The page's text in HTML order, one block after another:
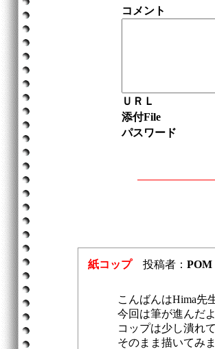
コメント
ＵＲＬ
添付File
パスワード
紙コップ投稿者： POM
こんばんはHima先
今回は筆が進んだ
コップは少し潰れ
そのまま描いてみま